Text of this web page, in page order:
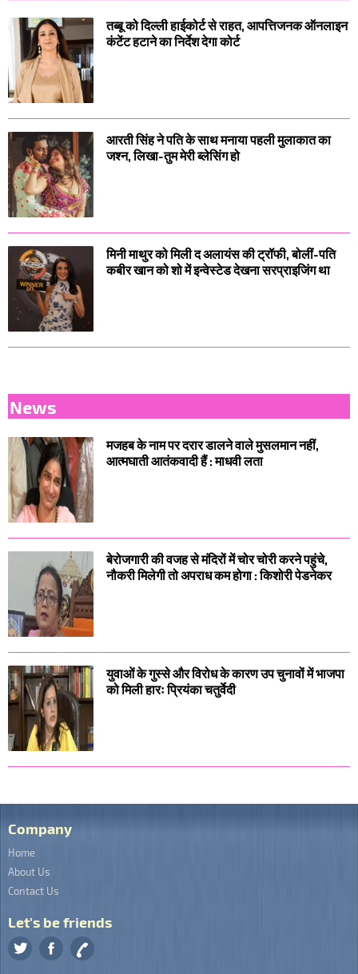
तब्बू को दिल्ली हाईकोर्ट से राहत, आपत्तिजनक ऑनलाइन
कंटेंट हटाने का निर्देश देगा कोर्ट
आरती सिंह ने पति के साथ मनाया पहली मुलाकात का
जश्न, लिखा-तुम मेरी ब्लेसिंग हो
मिनी माथुर को मिली द अलायंस की ट्रॉफी, बोलीं-पति
कबीर खान को शो में इन्वेस्टेड देखना सरप्राइजिंग था
News
मजहब के नाम पर दरार डालने वाले मुसलमान नहीं,
आत्मघाती आतंकवादी हैं : माधवी लता
बेरोजगारी की वजह से मंदिरों में चोर चोरी करने पहुंचे,
नौकरी मिलेगी तो अपराध कम होगा : किशोरी पेडनेकर
युवाओं के गुस्से और विरोध के कारण उप चुनावों में भाजपा
को मिली हारः प्रियंका चतुर्वेदी
Company
Home
About Us
Contact Us
Let's be friends